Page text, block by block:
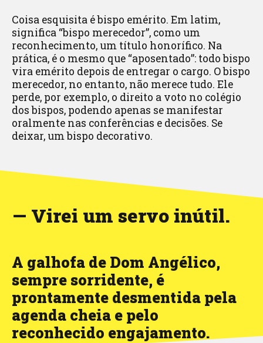
Coisa esquisita é bispo emérito. Em latim,
significa “bispo merecedor”, como um
reconhecimento, um título honorífico. Na
prática, é o mesmo que “aposentado”: todo bispo
vira emérito depois de entregar o cargo. O bispo
merecedor, no entanto, não merece tudo. Ele
perde, por exemplo, o direito a voto no colégio
dos bispos, podendo apenas se manifestar
oralmente nas conferências e decisões. Se
deixar, um bispo decorativo.
— Virei um servo inútil.
A galhofa de Dom Angélico,
sempre sorridente, é
prontamente desmentida pela
agenda cheia e pelo
reconhecido engajamento.